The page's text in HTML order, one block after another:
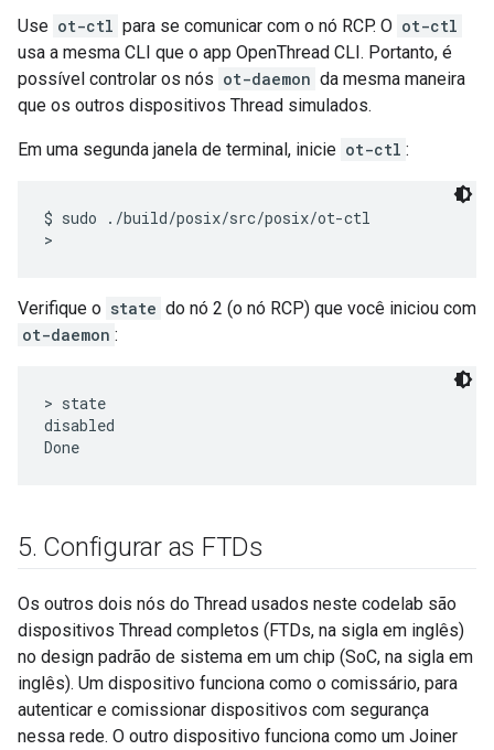
Use ot-ctl para se comunicar com o nó RCP. O ot-ctl
usa a mesma CLI que o app OpenThread CLI. Portanto, é
possível controlar os nós ot-daemon da mesma maneira
que os outros dispositivos Thread simulados.
Em uma segunda janela de terminal, inicie ot-ctl :
$ sudo ./build/posix/src/posix/ot-ctl
Verifique o state do nó 2 (o nó RCP) que você iniciou com
ot-daemon :
> state
disabled
5. Configurar as FTDs
Os outros dois nós do Thread usados neste codelab são
dispositivos Thread completos (FTDs, na sigla em inglês)
no design padrão de sistema em um chip (SoC, na sigla em
inglês). Um dispositivo funciona como o comissário, para
autenticar e comissionar dispositivos com segurança
nessa rede. O outro dispositivo funciona como um Joiner